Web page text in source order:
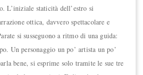
L’iniziale staticità dell’estro si
ottica, davvero spettacolare e
si susseguono a ritmo di una guida:
Un personaggio un po’ artista un po’
bene, si esprime solo tramite le sue tre